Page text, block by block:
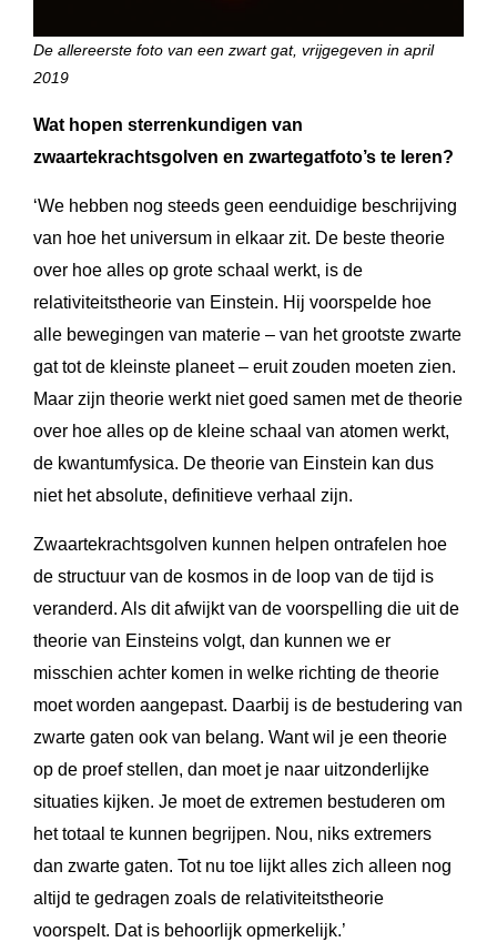
De allereerste foto van een zwart gat, vrijgegeven in april
2019
Wat hopen sterrenkundigen van
zwaartekrachtsgolven en zwartegatfoto’s te leren?
‘We hebben nog steeds geen eenduidige beschrijving
van hoe het universum in elkaar zit. De beste theorie
over hoe alles op grote schaal werkt, is de
relativiteitstheorie van Einstein. Hij voorspelde hoe
alle bewegingen van materie – van het grootste zwarte
gat tot de kleinste planeet – eruit zouden moeten zien.
Maar zijn theorie werkt niet goed samen met de theorie
over hoe alles op de kleine schaal van atomen werkt,
de kwantumfysica. De theorie van Einstein kan dus
niet het absolute, definitieve verhaal zijn.
Zwaartekrachtsgolven kunnen helpen ontrafelen hoe
de structuur van de kosmos in de loop van de tijd is
veranderd. Als dit afwijkt van de voorspelling die uit de
theorie van Einsteins volgt, dan kunnen we er
misschien achter komen in welke richting de theorie
moet worden aangepast. Daarbij is de bestudering van
zwarte gaten ook van belang. Want wil je een theorie
op de proef stellen, dan moet je naar uitzonderlijke
situaties kijken. Je moet de extremen bestuderen om
het totaal te kunnen begrijpen. Nou, niks extremers
dan zwarte gaten. Tot nu toe lijkt alles zich alleen nog
altijd te gedragen zoals de relativiteitstheorie
voorspelt. Dat is behoorlijk opmerkelijk.’